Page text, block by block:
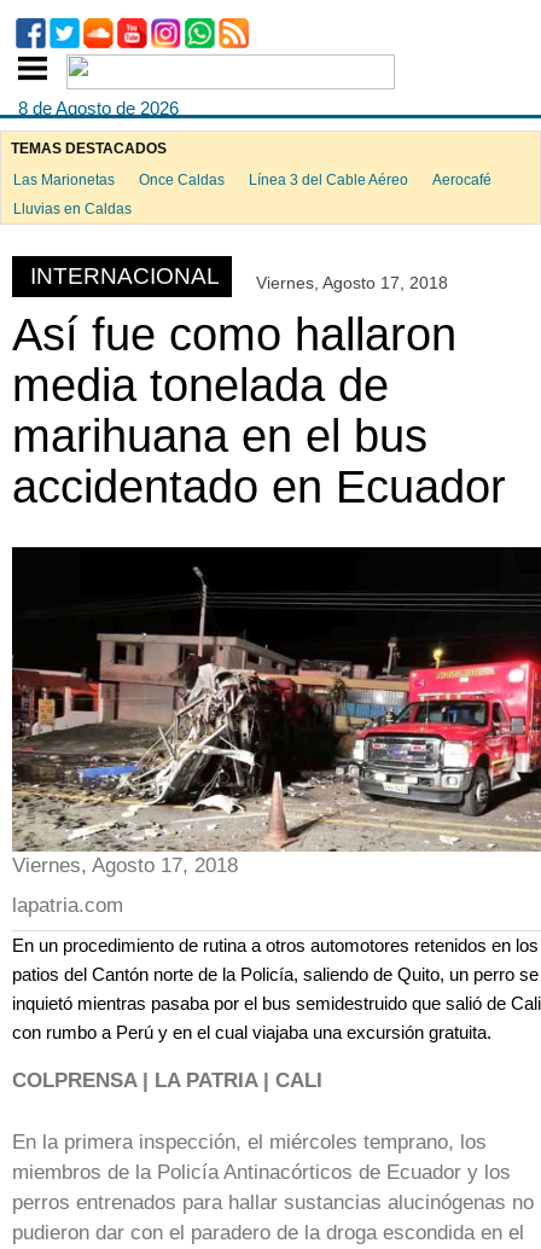
8 de Agosto de 2026
TEMAS DESTACADOS
Las Marionetas
Once Caldas Línea 3 del Cable Aéreo
Aerocafé
Lluvias en Caldas
INTERNACIONAL Viernes, Agosto 17, 2018
Así fue como hallaron
media tonelada de
marihuana en el bus
accidentado en Ecuador
Viernes, Agosto 17, 2018
lapatria.com
En un procedimiento de rutina a otros automotores retenidos en los
patios del Cantón norte de la Policía, saliendo de Quito, un perro se
inquietó mientras pasaba por el bus semidestruido que salió de Cali
con rumbo a Perú y en el cual viajaba una excursión gratuita.
COLPRENSA | LA PATRIA | CALI
En la primera inspección, el miércoles temprano, los
miembros de la Policía Antinacórticos de Ecuador y los
perros entrenados para hallar sustancias alucinógenas no
pudieron dar con el paradero de la droga escondida en el